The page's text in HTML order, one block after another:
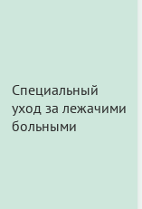
Специальный
уход за лежачими
больными